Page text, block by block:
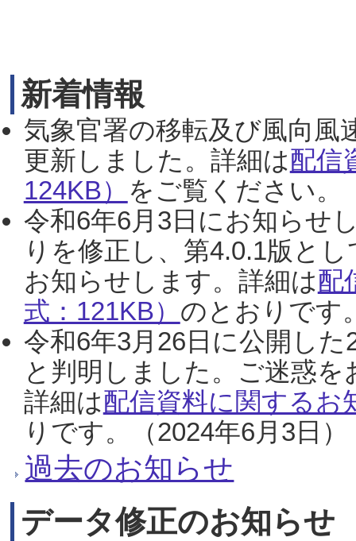
新着情報
気象官署の移転及び風向風
更新しました。詳細は配信
124KB） をご覧ください。
令和6年6月3日にお知らせ
りを修正し、第4.0.1版と
お知らせします。詳細は配
式：121KB） のとおりです
令和6年3月26日に公開し
と判明しました。ご迷惑
詳細は配信資料に関するお
りです。（2024年6月3日）
過去のお知らせ
データ修正のお知らせ